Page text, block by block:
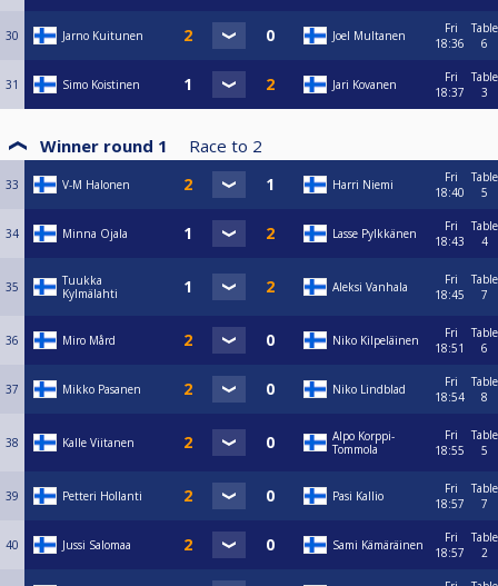
30 Jarno Kuitunen Joel Multanen
Fri
18:36
Table
6
31 Simo Koistinen Jari Kovanen
Fri
18:37
Table
3
Winner round 1 Race to 2
33 V-M Halonen Harri Niemi
Fri
18:40
Table
5
34 Minna Ojala Lasse Pylkkänen
Fri
18:43
Table
4
35
Tuukka
Kylmälahti
Aleksi Vanhala
Fri
18:45
Table
7
36 Miro Mård Niko Kilpeläinen
Fri
18:51
Table
6
37 Mikko Pasanen Niko Lindblad
Fri
18:54
Table
8
38 Kalle Viitanen
Alpo Korppi-
Tommola
Fri
18:55
Table
5
39 Petteri Hollanti Pasi Kallio
Fri
18:57
Table
7
40 Jussi Salomaa Sami Kämäräinen
Fri
18:57
Table
2